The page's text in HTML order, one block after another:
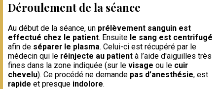
Déroulement de la séance
Au début de la séance, un prélèvement sanguin est
effectué chez le patient. Ensuite le sang est centrifugé
afin de séparer le plasma. Celui-ci est récupéré par le
médecin qui le réinjecte au patient à l’aide d'aiguilles très
fines dans la zone indiquée (sur le visage ou le cuir
chevelu). Ce procédé ne demande pas d’anesthésie, est
rapide et presque indolore.